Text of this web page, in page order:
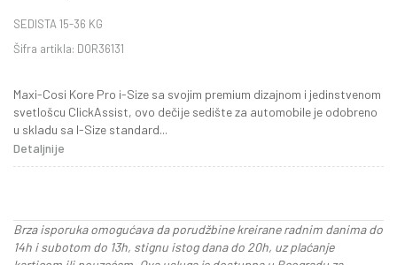
SEDISTA 15-36 KG
Šifra artikla: DOR36131
Maxi-Cosi Kore Pro i-Size sa svojim premium dizajnom i jedinstvenom
svetlošcu ClickAssist, ovo dečije sedište za automobile je odobreno
u skladu sa I-Size standard...
Detaljnije
Brza isporuka omogućava da porudžbine kreirane radnim danima do
14h i subotom do 13h, stignu istog dana do 20h, uz plaćanje